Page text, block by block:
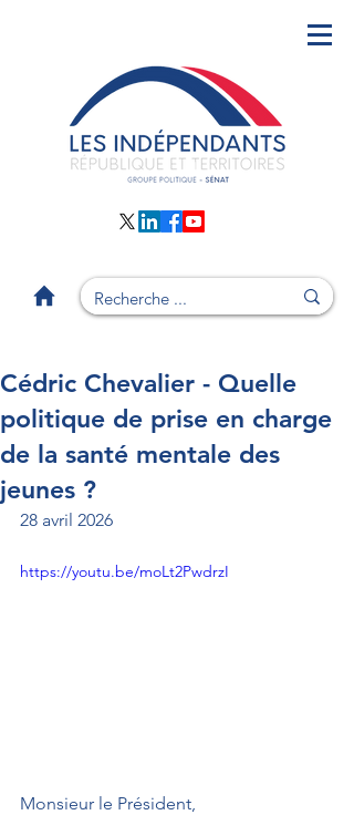
Cédric Chevalier - Quelle
politique de prise en charge
de la santé mentale des
jeunes ?
28 avril 2026
https://youtu.be/moLt2PwdrzI
Monsieur le Président,